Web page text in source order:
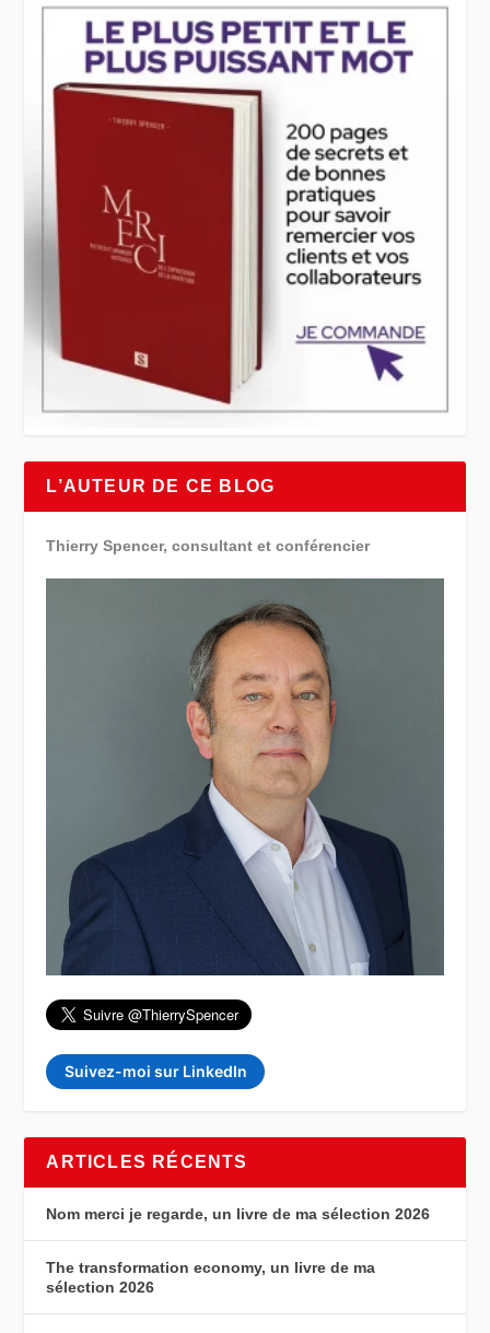
L’AUTEUR DE CE BLOG
Thierry Spencer, consultant et conférencier
Suivez-moi sur LinkedIn
ARTICLES RÉCENTS
Nom merci je regarde, un livre de ma sélection 2026
The transformation economy, un livre de ma
sélection 2026